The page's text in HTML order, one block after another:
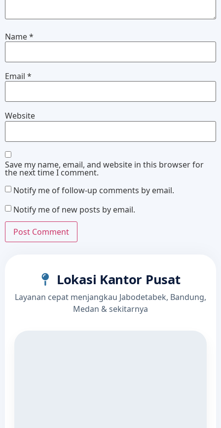
Name*
Email *
Website
Save my name, email, and website in this browser for
the next time I comment.
Notify me of follow-up comments by email.
Notify me of new posts by email.
Lokasi Kantor Pusat
Layanan cepat menjangkau Jabodetabek, Bandung,
Medan & sekitarnya